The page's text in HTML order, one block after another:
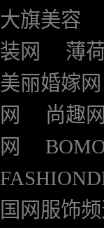
大旗美容
装网
薄
美丽婚嫁网
网
尚趣网
网
国网服饰